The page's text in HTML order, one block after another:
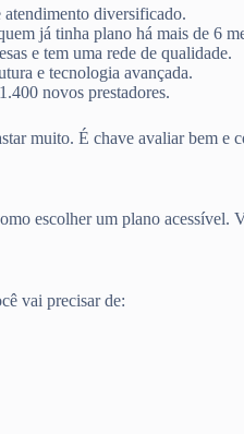
atendimento diversificado.
já tinha plano há mais de 6
e tem uma rede de qualidade.
e tecnologia avançada.
novos prestadores.
muito. É chave avaliar bem e
escolher um plano
vai precisar de: